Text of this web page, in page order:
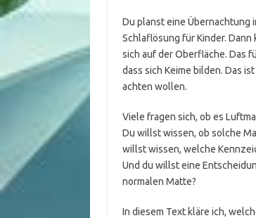
Du planst eine Übernachtung
Schlaflösung für Kinder.
sich auf der Oberfläche. Das
dass sich Keime bilden. Das
achten wollen.
Viele fragen sich, ob es
Du willst wissen, ob solche
willst wissen, welche
Und du willst eine
normalen Matte?
In diesem Text kläre ich,